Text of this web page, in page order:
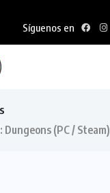
Síguenos en
Dungeons (PC / Steam)